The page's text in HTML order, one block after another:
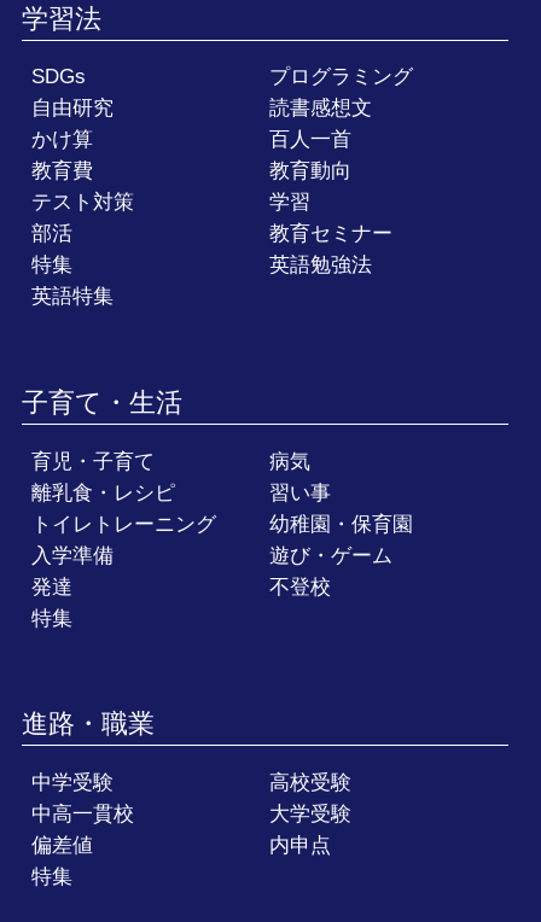
学習法
SDGs
プログラミング
自由研究
読書感想文
かけ算
百人一首
教育費
教育動向
テスト対策
学習
部活
教育セミナー
特集
英語勉強法
英語特集
子育て・生活
育児・子育て
病気
離乳食・レシピ
習い事
トイレトレーニング
幼稚園・保育園
入学準備
遊び・ゲーム
発達
不登校
特集
進路・職業
中学受験
高校受験
中高一貫校
大学受験
偏差値
内申点
特集